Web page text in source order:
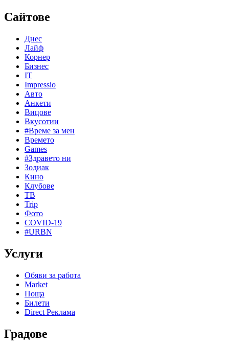
Сайтове
Днес
Лайф
Корнер
Бизнес
IT
Impressio
Авто
Анкети
Вицове
Вкусотии
#Време за мен
Времето
Games
#Здравето ни
Зодиак
Кино
Клубове
ТВ
Trip
Фото
COVID-19
#URBN
Услуги
Обяви за работа
Market
Поща
Билети
Direct Реклама
Градове